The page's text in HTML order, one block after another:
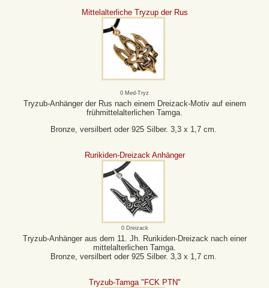
Mittelalterliche Tryzup der Rus
0 Med-Tryz
Tryzub-Anhänger der Rus nach einem Dreizack-Motiv auf einem
frühmittelalterlichen Tamga.
Bronze, versilbert oder 925 Silber. 3,3 x 1,7 cm.
Rurikiden-Dreizack Anhänger
0 Dreizack
Tryzub-Anhänger aus dem 11. Jh. Rurikiden-Dreizack nach einer
mittelalterlichen Tamga.
Bronze, versilbert oder 925 Silber. 3,3 x 1,7 cm.
Tryzub-Tamga "FCK PTN"